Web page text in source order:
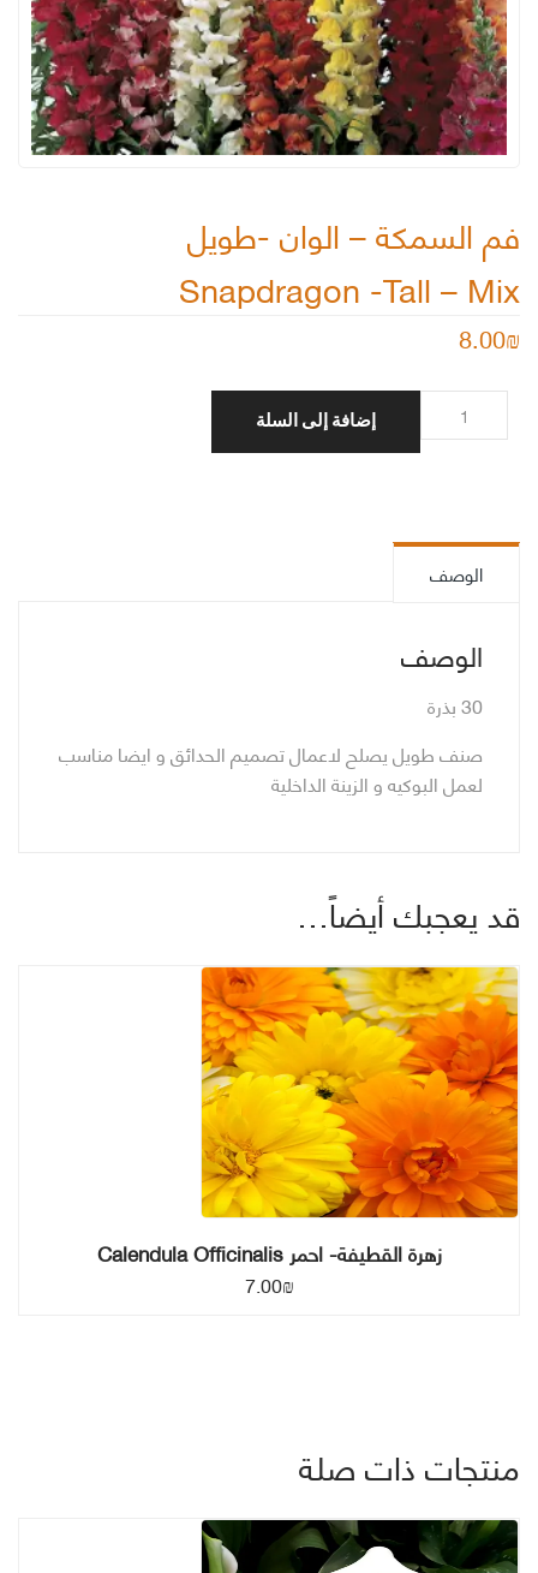
فم السمكة – الوان -طويل
Snapdragon -Tall – Mix
8.00₪
فم
-طويل
Snapdragon
Tall
Mix
إضافة إلى السلة
الوصف
الوصف
30 بذرة
صنف طويل يصلح لاعمال تصميم الحدائق و ايضا مناسب
لعمل البوكيه و الزينة الداخلية
قد يعجبك أيضاً…
زهرة القطيفة- احمر Calendula Officinalis
7.00₪
منتجات ذات صلة